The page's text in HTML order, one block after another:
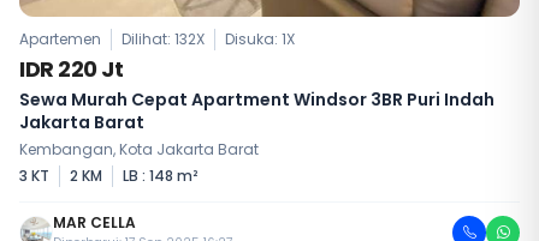
Apartemen Dilihat: 132X Disuka: 1X
IDR 220 Jt
Sewa Murah Cepat Apartment Windsor 3BR Puri Indah
Jakarta Barat
Kembangan, Kota Jakarta Barat
3 KT
2 KM LB : 148 m²
MAR CELLA